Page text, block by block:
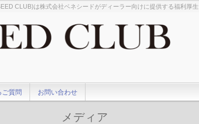
CLUB)は株式会社ベネシードがディーラー向けに提供する福利厚生
ご質問 お問い合わせ
メディア